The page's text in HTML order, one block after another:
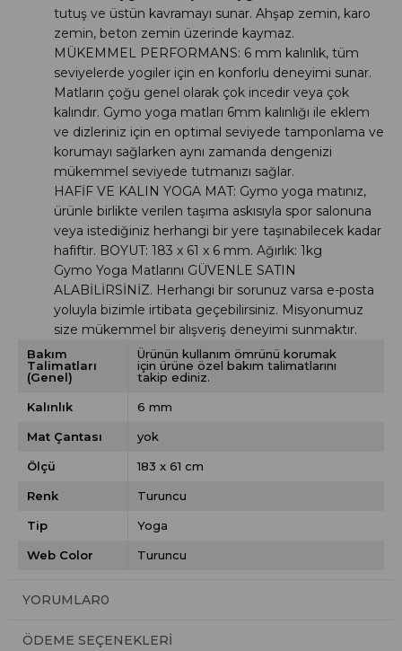
tutuş ve üstün kavramayı sunar. Ahşap zemin, karo
zemin, beton zemin üzerinde kaymaz.
MÜKEMMEL PERFORMANS: 6 mm kalınlık, tüm
seviyelerde yogiler için en konforlu deneyimi sunar.
Matların çoğu genel olarak çok incedir veya çok
kalındır. Gymo yoga matları 6mm kalınlığı ile eklem
ve dizleriniz için en optimal seviyede tamponlama ve
korumayı sağlarken aynı zamanda dengenizi
mükemmel seviyede tutmanızı sağlar.
HAFİF VE KALIN YOGA MAT: Gymo yoga matınız,
ürünle birlikte verilen taşıma askısıyla spor salonuna
veya istediğiniz herhangi bir yere taşınabilecek kadar
hafiftir. BOYUT: 183 x 61 x 6 mm. Ağırlık: 1kg
Gymo Yoga Matlarını GÜVENLE SATIN
ALABİLİRSİNİZ. Herhangi bir sorunuz varsa e-posta
yoluyla bizimle irtibata geçebilirsiniz. Misyonumuz
size mükemmel bir alışveriş deneyimi sunmaktır.
Bakım
Talimatları
(Genel)
Ürünün kullanım ömrünü korumak
için ürüne özel bakım talimatlarını
takip ediniz.
Kalınlık 6 mm
Mat Çantası yok
Ölçü 183 x 61 cm
Renk Turuncu
Tip Yoga
Web Color Turuncu
YORUMLAR0
ÖDEME SEÇENEKLERI